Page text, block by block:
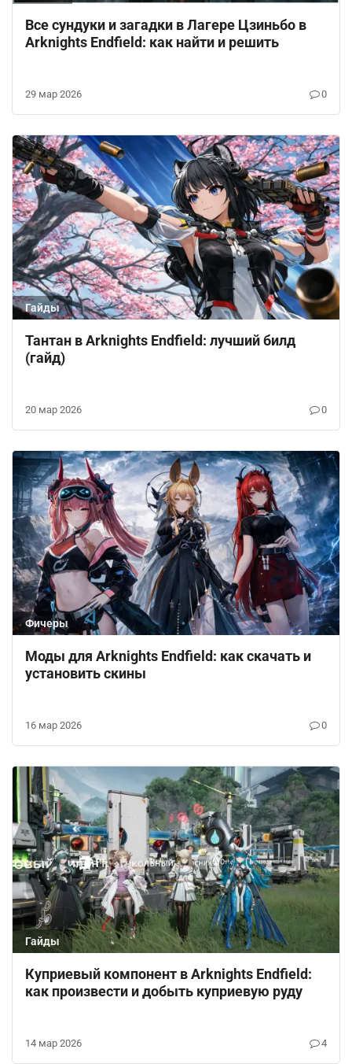
Все сундуки и загадки в Лагере Цзиньбо в
Arknights Endfield: как найти и решить
29 мар 2026 0
Гайды
Тантан в Arknights Endfield: лучший билд
(гайд)
20 мар 2026 0
Фичеры
Моды для Arknights Endfield: как скачать и
установить скины
16 мар 2026 0
Гайды
Куприевый компонент в Arknights Endfield:
как произвести и добыть куприевую руду
14 мар 2026 4